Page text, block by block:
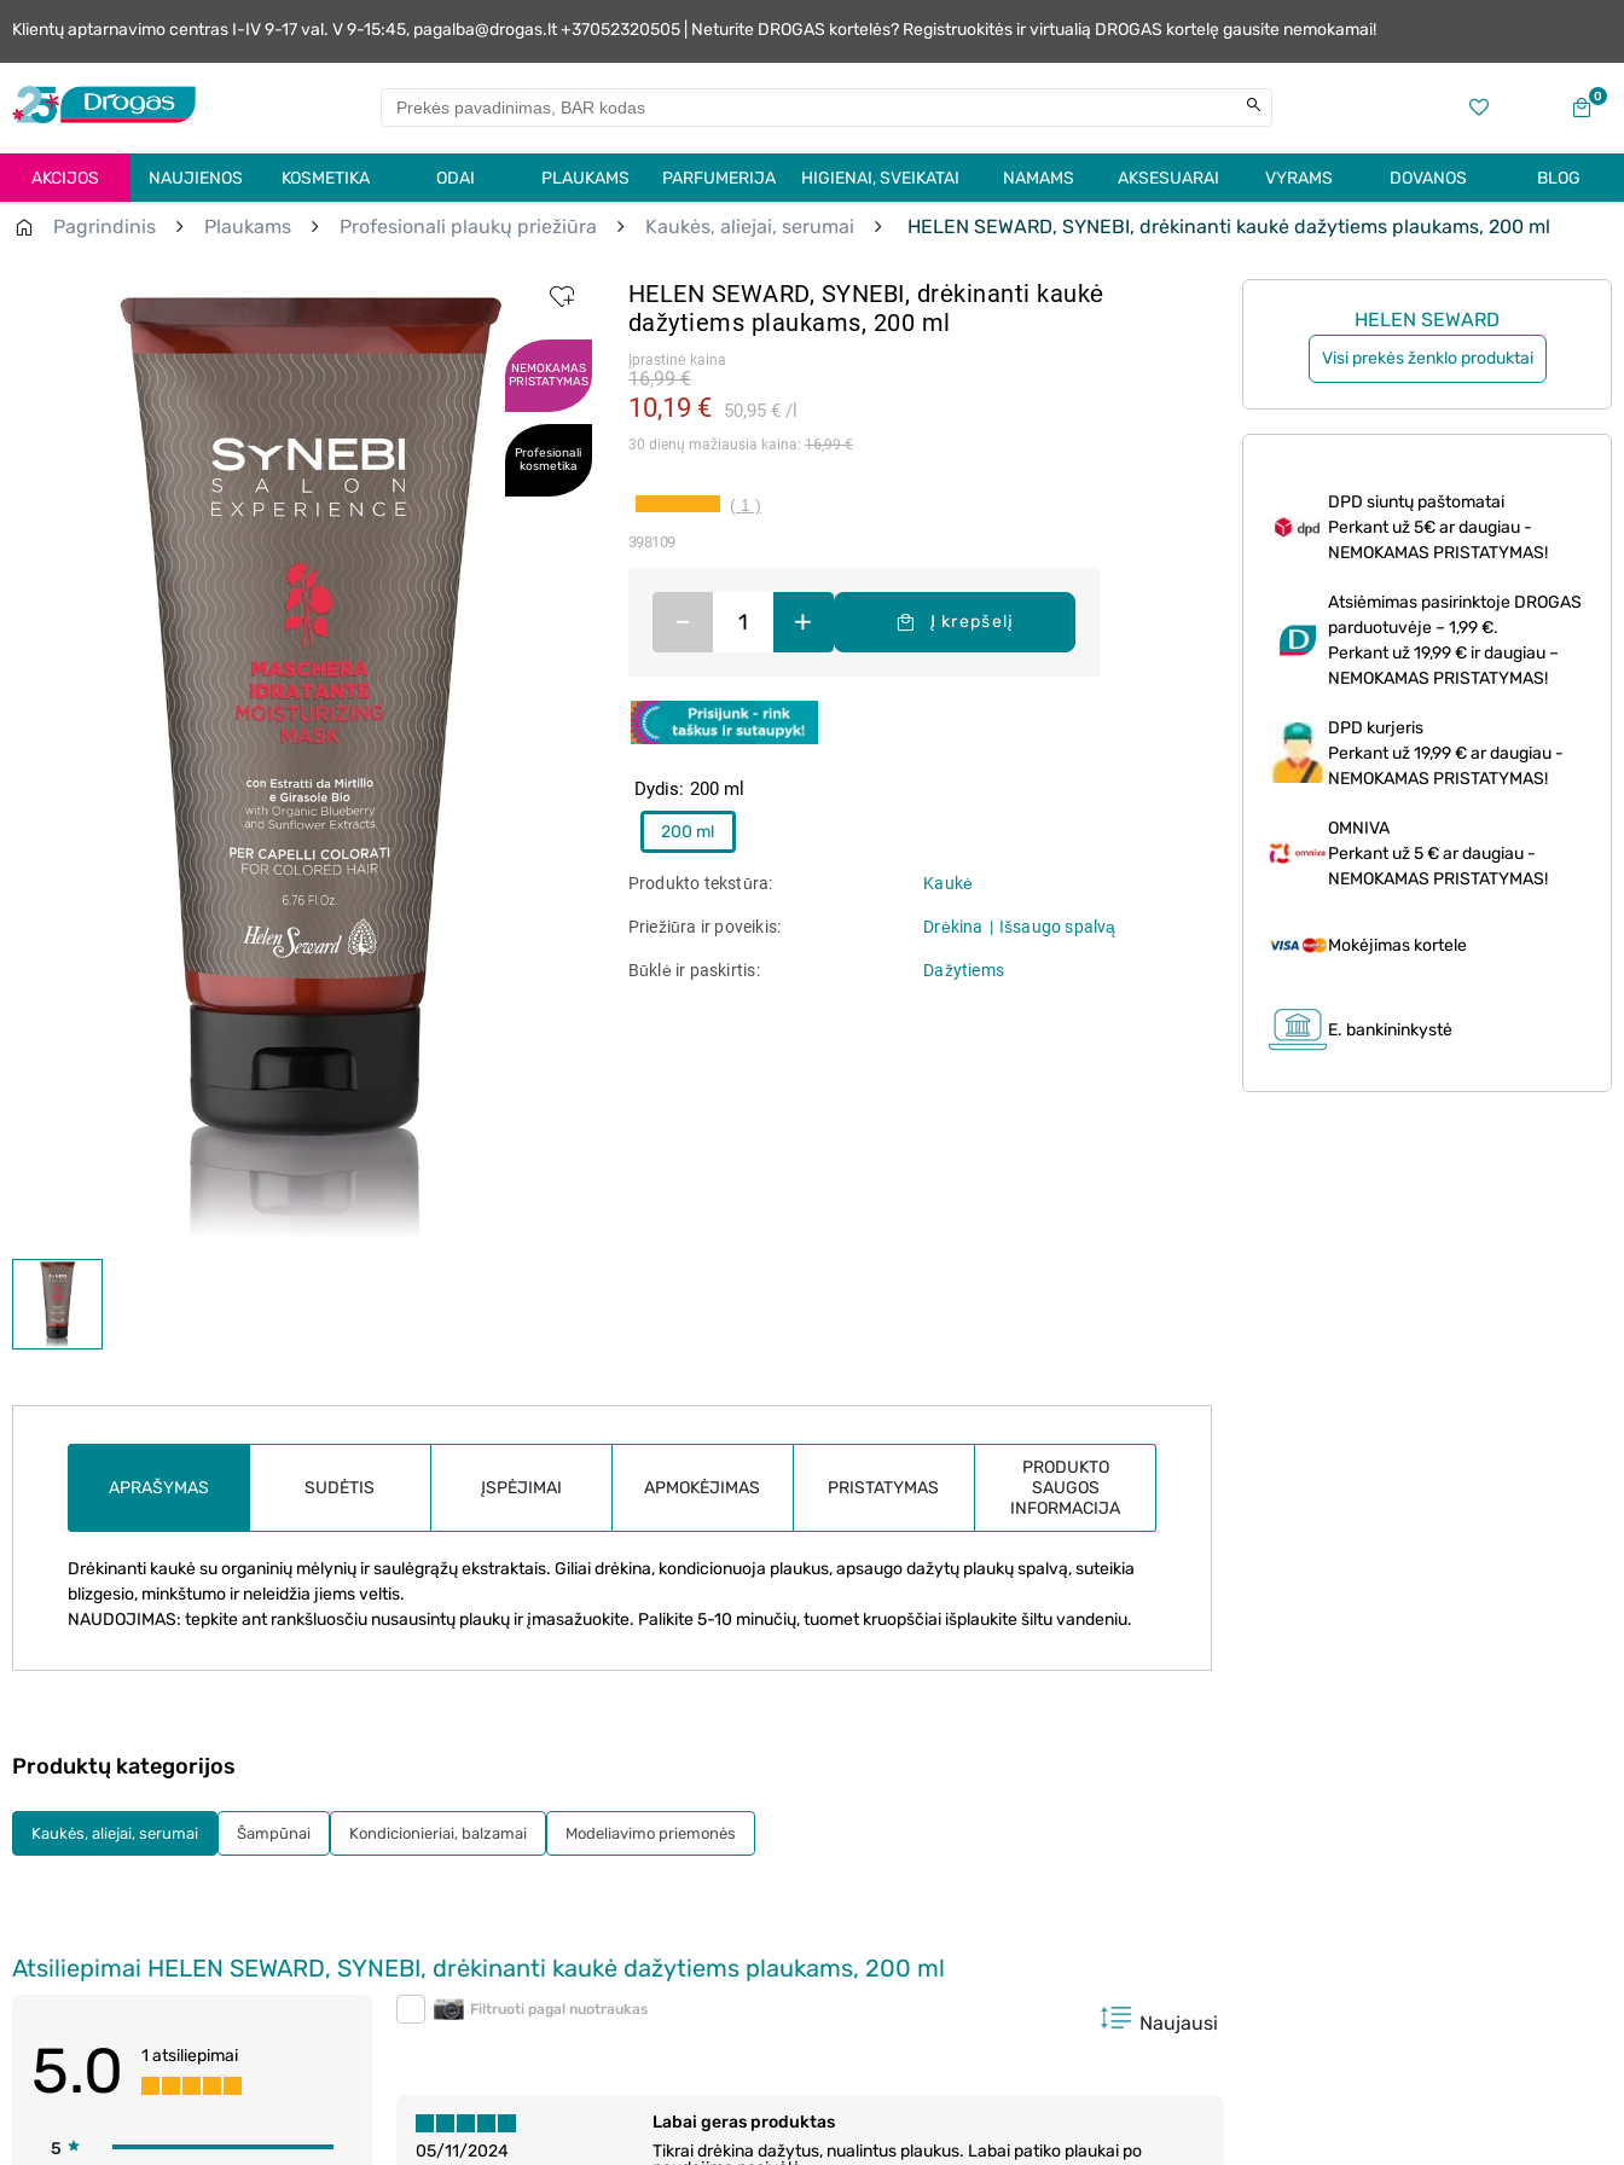
Klientų aptarnavimo centras I-IV 9-17 val. V 9-15:45, pagalba@drogas.lt +37052320505 | Neturite DROGAS kortelės? Registruokitės ir virtualią DROGAS kortelę gausite nemokamai!
0
AKCIJOS NAUJIENOS KOSMETIKA ODAI PLAUKAMS PARFUMERIJA HIGIENAI, SVEIKATAI NAMAMS AKSESUARAI VYRAMS DOVANOS BLOG
Pagrindinis Plaukams Profesionali plaukų priežiūra Kaukės, aliejai, serumai HELEN SEWARD, SYNEBI, drėkinanti kaukė dažytiems plaukams, 200 ml
NEMOKAMAS
PRISTATYMAS
Profesionali
kosmetika
HELEN SEWARD, SYNEBI, drėkinanti kaukė
dažytiems plaukams, 200 ml
Įprastinė kaina
10,19 € 50,95 € l
16,99 €
30 dienų mažiausia kaina: 16,99 €
( 1 )
398109
Dydis 200 ml
200 ml
– + Į krepšelį
Produkto tekstūra Kaukė
Priežiūra ir poveikis Drėkina Išsaugo spalvą
Būklė ir paskirtis Dažytiems
HELEN SEWARD
Visi prekės ženklo produktai
DPD siuntų paštomatai
Perkant už 5€ ar daugiau -
NEMOKAMAS PRISTATYMAS!
Atsiėmimas pasirinktoje DROGAS
parduotuvėje – 1,99 €.
Perkant už 19,99 € ir daugiau –
NEMOKAMAS PRISTATYMAS!
DPD kurjeris
Perkant už 19,99 € ar daugiau -
NEMOKAMAS PRISTATYMAS!
OMNIVA
Perkant už 5 € ar daugiau -
NEMOKAMAS PRISTATYMAS!
Mokėjimas kortele
E. bankininkystė
APRAŠYMAS SUDĖTIS ĮSPĖJIMAI APMOKĖJIMAS PRISTATYMAS
PRODUKTO
SAUGOS
INFORMACIJA
Drėkinanti kaukė su organinių mėlynių ir saulėgrąžų ekstraktais. Giliai drėkina, kondicionuoja plaukus, apsaugo dažytų plaukų spalvą, suteikia
blizgesio, minkštumo ir neleidžia jiems veltis.
NAUDOJIMAS: tepkite ant rankšluosčiu nusausintų plaukų ir įmasažuokite. Palikite 5-10 minučių, tuomet kruopščiai išplaukite šiltu vandeniu.
Atsiliepimai HELEN SEWARD, SYNEBI, drėkinanti kaukė dažytiems plaukams, 200 ml
5.0 1 atsiliepimai
5
Filtruoti pagal nuotraukas
Naujausi
05/11/2024
Labai geras produktas
Tikrai drėkina dažytus, nualintus plaukus. Labai patiko plaukai po
Produktų kategorijos
Kaukės, aliejai, serumai Šampūnai Kondicionieriai, balzamai Modeliavimo priemonės